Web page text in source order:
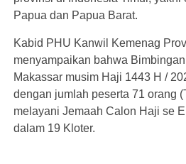
Papua dan Papua Barat.
Kabid PHU Kanwil Kemenag
menyampaikan bahwa
Makassar musim Haji 1443 H /
dengan jumlah peserta 71 orang
melayani Jemaah Calon Haji se
dalam 19 Kloter.